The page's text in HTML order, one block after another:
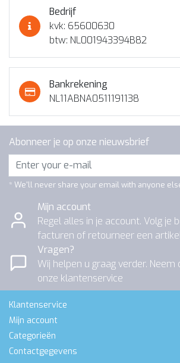
Bedrijf
kvk: 65600630
btw: NL001943394B82
Bankrekening
NL11ABNA0511191138
Abonneer je op onze nieuwsbrief
* We'll never share your email with anyone
Mijn account
Regel alles in je account. Volg je
facturen of retourneer een
Vragen?
Wij helpen u graag verder.
onze klantenservice
Klantenservice
Mijn account
Categorieën
Contactgegevens